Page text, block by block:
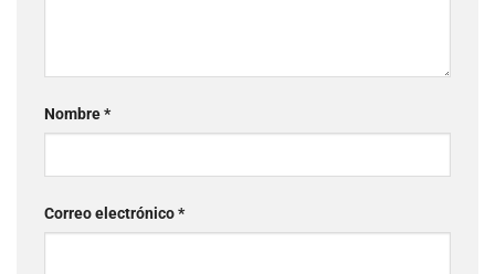
Nombre*
Correo electrónico*